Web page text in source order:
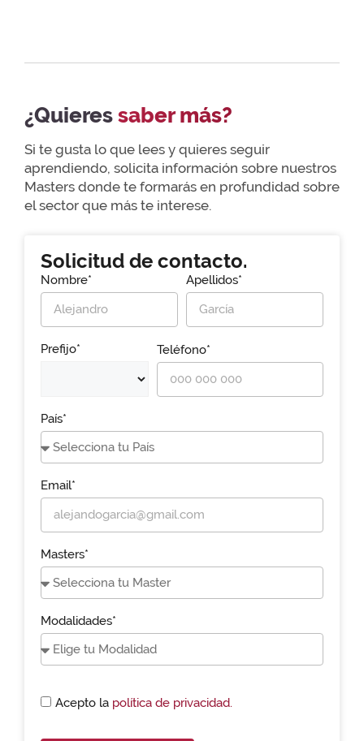
¿Quieressaber más?
Si te gusta lo que lees y quieres seguir
aprendiendo, solicita información sobre nuestros
Masters donde te formarás en profundidad sobre
el sector que más te interese.
Solicitud de contacto.
Nombre* Apellidos*
Prefijo* Teléfono*
País*
Email*
Masters*
Modalidades*
Acepto la política de privacidad.